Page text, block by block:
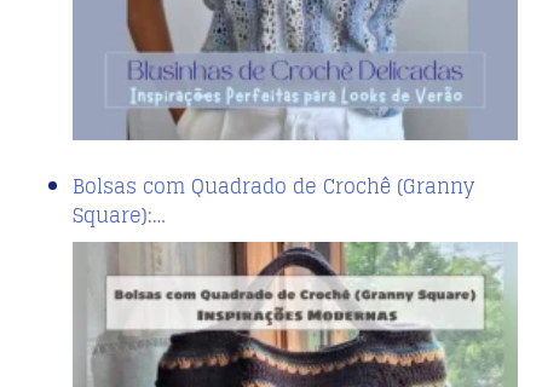
Bolsas com Quadrado de Crochê (Granny
Square):…